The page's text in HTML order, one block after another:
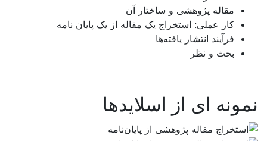
چهارمحال و بختیاری
خراسان جنوبی
خوزستان
زنجان
مقاله پژوهشی و ساختار آن
کار عملی: استخراج یک مقاله از یک پایان نامه
فرآیند انتشار یافته‌ها
بحث و نظر
نمونه ای از اسلایدها